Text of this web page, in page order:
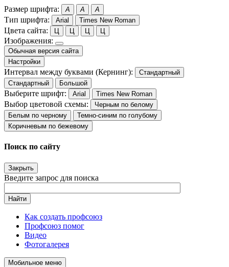
Размер шрифта: A A A
Тип шрифта: Arial Times New Roman
Цвета сайта: Ц Ц Ц Ц
Изображения:
Обычная версия сайта
Настройки
Интервал между буквами (Кернинг):
Стандартный
Стандартный
Большой
Выберите шрифт: Arial Times New Roman
Выбор цветовой схемы:
Черным по белому
Белым по черному
Темно-синим по голубому
Коричневым по бежевому
Поиск по сайту
Закрыть
Введите запрос для поиска
Найти
Как создать профсоюз
Профсоюз помог
Видео
Фотогалерея
Мобильное меню